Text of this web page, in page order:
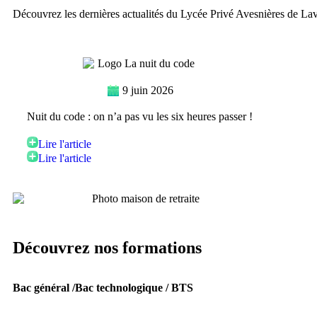
Découvrez les dernières actualités du Lycée Privé Avesnières de
9 juin 2026
Nuit du code : on n’a pas vu les six heures passer !
Lire l'article
Lire l'article
Découvrez nos formations
Bac général /Bac technologique / BTS